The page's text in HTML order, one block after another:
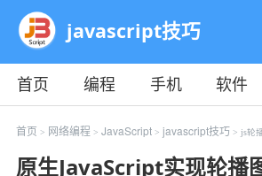
javascript技巧
首页 编程 手机 软件
教程
平面 服务器
首页 > 网络编程 > JavaScript> javascript技巧 > js轮
原生JavaScript实现轮播